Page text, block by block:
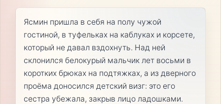
Ясмин пришла в себя на полу чужой
гостиной, в туфельках на каблуках и корсете,
который не давал вздохнуть. Над ней
склонился белокурый мальчик лет восьми в
коротких брюках на подтяжках, а из дверного
проёма доносился детский визг: это его
сестра убежала, закрыв лицо ладошками.